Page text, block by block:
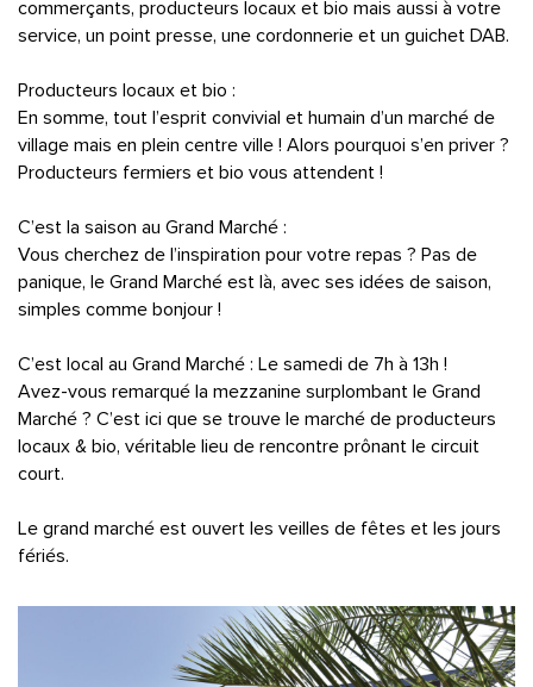
commerçants, producteurs locaux et bio mais aussi à votre
service, un point presse, une cordonnerie et un guichet DAB.
Producteurs locaux et bio :
En somme, tout l’esprit convivial et humain d’un marché de
village mais en plein centre ville ! Alors pourquoi s’en priver ?
Producteurs fermiers et bio vous attendent !
C’est la saison au Grand Marché :
Vous cherchez de l’inspiration pour votre repas ? Pas de
panique, le Grand Marché est là, avec ses idées de saison,
simples comme bonjour !
C’est local au Grand Marché : Le samedi de 7h à 13h !
Avez-vous remarqué la mezzanine surplombant le Grand
Marché ? C’est ici que se trouve le marché de producteurs
locaux & bio, véritable lieu de rencontre prônant le circuit
court.
Le grand marché est ouvert les veilles de fêtes et les jours
fériés.